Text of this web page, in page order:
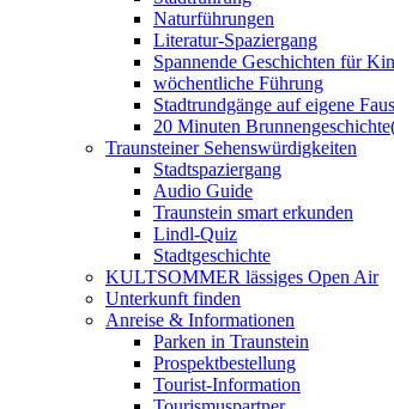
Naturführungen
Literatur-Spaziergang
Spannende Geschichten für
wöchentliche Führung
Stadtrundgänge auf eigene
20 Minuten
Traunsteiner Sehenswürdigkeiten
Stadtspaziergang
Audio Guide
Traunstein smart erkunden
Lindl-Quiz
Stadtgeschichte
KULTSOMMER lässiges Open Air
Unterkunft finden
Anreise & Informationen
Parken in Traunstein
Prospektbestellung
Tourist-Information